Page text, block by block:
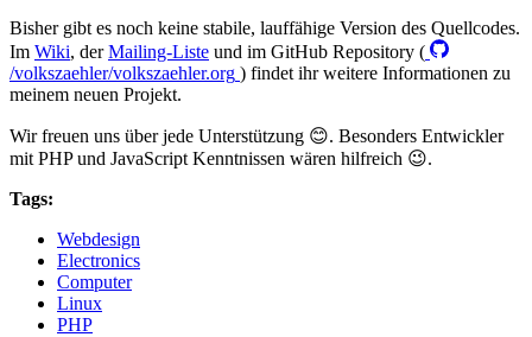
Bisher gibt es noch keine stabile, lauffähige Version des Quellcodes.
Im Wiki, derMailing-Liste und im GitHub Repository (
/volkszaehler/volkszaehler.org ) findet ihr weitere Informationen zu
meinem neuen Projekt.
Wir freuen uns über jede Unterstützung 😊. Besonders Entwickler
mit PHP und JavaScript Kenntnissen wären hilfreich 😉.
Tags:
Webdesign
Electronics
Computer
Linux
PHP